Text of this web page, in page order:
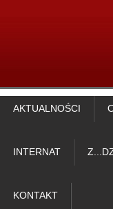
AKTUALNOŚCI
INTERNAT
KONTAKT